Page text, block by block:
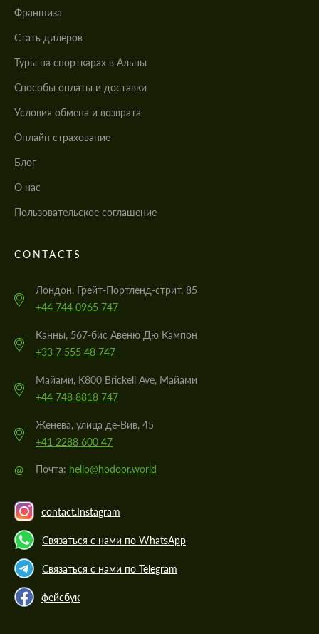
Франшиза
Стать дилеров
Туры на спорткарах в Альпы
Cпособы оплаты и доставки
Условия обмена и возврата
Онлайн страхование
Блог
О нас
Пользовательское соглашение
CONTACTS
Лондон, Грейт-Портленд-стрит, 85
+44 744 0965 747
Канны, 567-бис Авеню Дю Кампон
+33 7 555 48 747
Майами, K800 Brickell Ave, Майами
+44 748 8818 747
Женева, улица де-Вив, 45
+41 2288 600 47
@ Почта: hello@hodoor.world
contact.Instagram
Связаться с нами по WhatsApp
Связаться с нами по Telegram
фейсбук